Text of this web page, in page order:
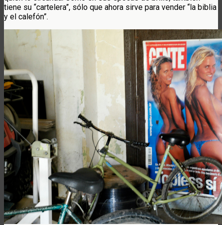
tiene su “cartelera”, sólo que ahora sirve para vender “la biblia
y el calefón”.